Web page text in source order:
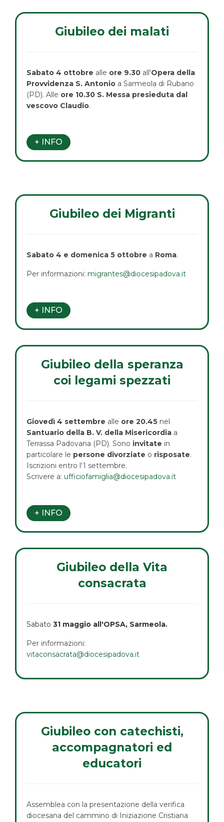
Giubileo dei malati
Sabato 4 ottobre alle ore 9.30 all'Opera della
Provvidenza S. Antonio a Sarmeola di Rubano
(PD). Alle ore 10.30 S. Messa presieduta dal
vescovo Claudio.
+ INFO
Giubileo dei Migranti
Sabato 4 e domenica 5 ottobre a Roma.
Per informazioni: migrantes@diocesipadova.it
+ INFO
Giubileo della speranza
coi legami spezzati
Giovedì 4 settembre alle ore 20.45 nel
Santuario della B. V. della Misericordia a
Terrassa Padovana (PD). Sono invitate in
particolare le persone divorziate o risposate.
Iscrizioni entro l'1 settembre.
Scrivere a: ufficiofamiglia@diocesipadova.it
+ INFO
Giubileo della Vita
consacrata
Sabato 31 maggio all'OPSA, Sarmeola.
Per informazioni:
vitaconsacrata@diocesipadova.it
Giubileo con catechisti,
accompagnatori ed
educatori
Assemblea con la presentazione della verifica
diocesana del cammino di Iniziazione Cristiana